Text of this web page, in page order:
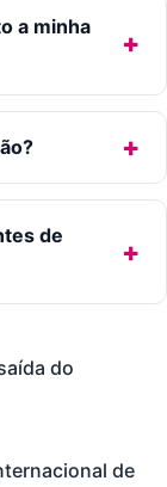
a minha
de
do
de